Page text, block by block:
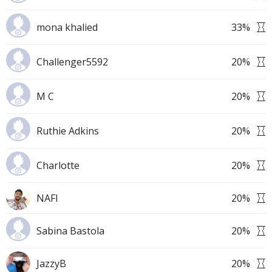
mona khalied 33%
Challenger5592 20%
M C 20%
Ruthie Adkins 20%
Charlotte 20%
NAFI 20%
Sabina Bastola 20%
JazzyB 20%